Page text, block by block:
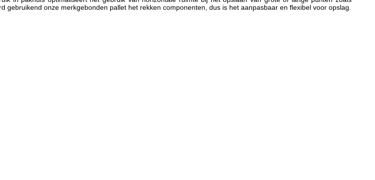
onze merkgebonden pallet het rekken componenten, dus is het aanpasbaar en flexibel voor opslag.